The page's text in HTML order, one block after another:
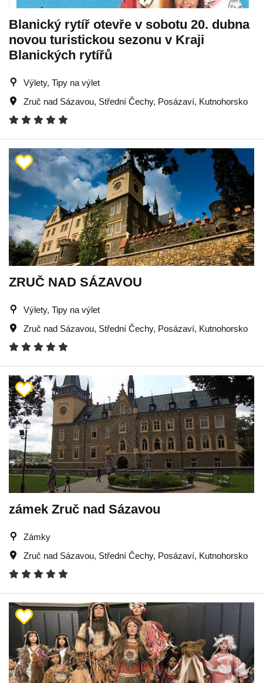
Blanický rytíř otevře v sobotu 20. dubna
novou turistickou sezonu v Kraji
Blanických rytířů
Výlety, Tipy na výlet
Zruč nad Sázavou, Střední Čechy, Posázaví, Kutnohorsko
ZRUČ NAD SÁZAVOU
Výlety, Tipy na výlet
Zruč nad Sázavou, Střední Čechy, Posázaví, Kutnohorsko
zámek Zruč nad Sázavou
Zámky
Zruč nad Sázavou, Střední Čechy, Posázaví, Kutnohorsko